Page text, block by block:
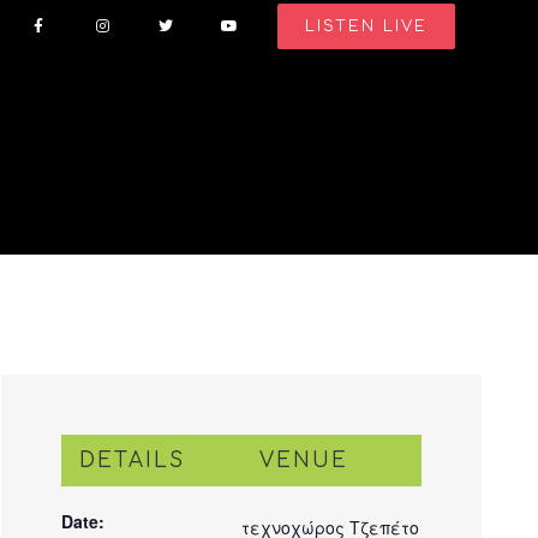
LISTEN LIVE
DETAILS
Date:
VENUE
τεχνοχώρος Τζεπέτο